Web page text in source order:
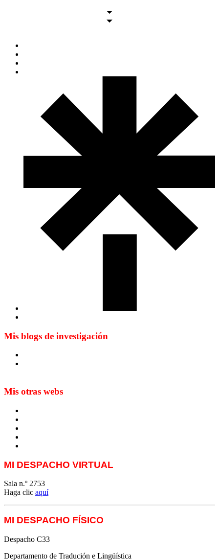
Mis blogs de investigación
Mis otras webs
MI DESPACHO VIRTUAL
Sala n.º 2753
Haga clic aquí
MI DESPACHO FÍSICO
Despacho C33
Departamento de Tradución e Lingüística